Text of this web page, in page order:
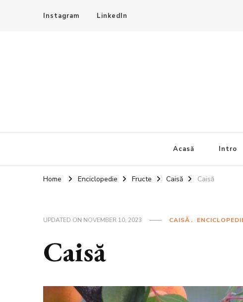
Instagram LinkedIn
Acasă Intro
Home Enciclopedie Fructe Caisă Caisă
UPDATED ON NOVEMBER 10, 2023 CAISĂ
Caisă